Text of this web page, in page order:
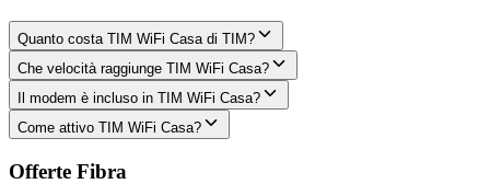
Quanto costa TIM WiFi Casa di TIM?
Che velocità raggiunge TIM WiFi Casa?
Il modem è incluso in TIM WiFi Casa?
Come attivo TIM WiFi Casa?
Offerte Fibra